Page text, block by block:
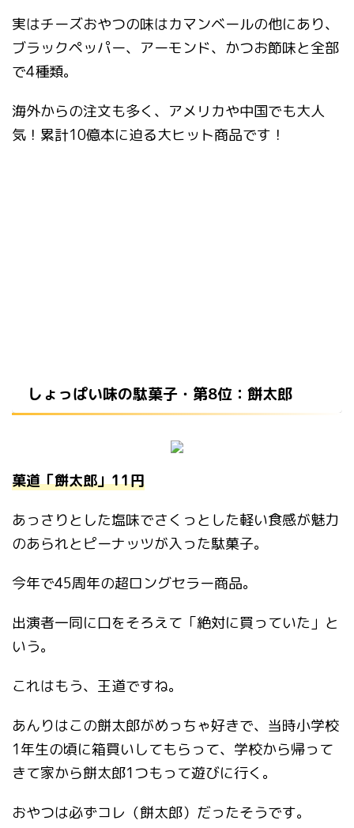
実はチーズおやつの味はカマンベールの他にあり、
ブラックペッパー、アーモンド、かつお節味と全部
で4種類。
海外からの注文も多く、アメリカや中国でも大人
気！累計10億本に迫る大ヒット商品です！
しょっぱい味の駄菓子・第8位：餅太郎
菓道「餅太郎」11円
あっさりとした塩味でさくっとした軽い食感が魅力
のあられとピーナッツが入った駄菓子。
今年で45周年の超ロングセラー商品。
出演者一同に口をそろえて「絶対に買っていた」と
いう。
これはもう、王道ですね。
あんりはこの餅太郎がめっちゃ好きで、当時小学校
1年生の頃に箱買いしてもらって、学校から帰って
きて家から餅太郎1つもって遊びに行く。
おやつは必ずコレ（餅太郎）だったそうです。